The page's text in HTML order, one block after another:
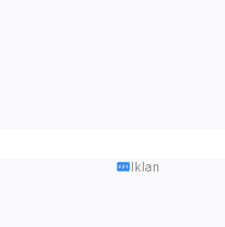
Iklan